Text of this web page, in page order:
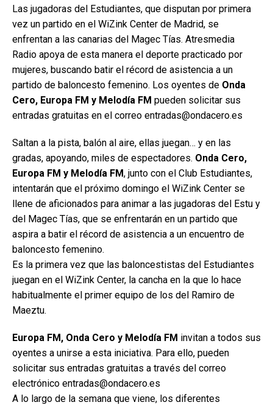
Las jugadoras del Estudiantes, que disputan por primera
vez un partido en el WiZink Center de Madrid, se
enfrentan a las canarias del Magec Tías. Atresmedia
Radio apoya de esta manera el deporte practicado por
mujeres, buscando batir el récord de asistencia a un
partido de baloncesto femenino. Los oyentes de Onda
Cero, Europa FM y Melodía FM pueden solicitar sus
entradas gratuitas en el correo entradas@ondacero.es
Saltan a la pista, balón al aire, ellas juegan… y en las
gradas, apoyando, miles de espectadores. Onda Cero,
Europa FM y Melodía FM, junto con el Club Estudiantes,
intentarán que el próximo domingo el WiZink Center se
llene de aficionados para animar a las jugadoras del Estu y
del Magec Tías, que se enfrentarán en un partido que
aspira a batir el récord de asistencia a un encuentro de
baloncesto femenino.
Es la primera vez que las baloncestistas del Estudiantes
juegan en el WiZink Center, la cancha en la que lo hace
habitualmente el primer equipo de los del Ramiro de
Maeztu.
Europa FM, Onda Cero y Melodía FM invitan a todos sus
oyentes a unirse a esta iniciativa. Para ello, pueden
solicitar sus entradas gratuitas a través del correo
electrónico entradas@ondacero.es
A lo largo de la semana que viene, los diferentes